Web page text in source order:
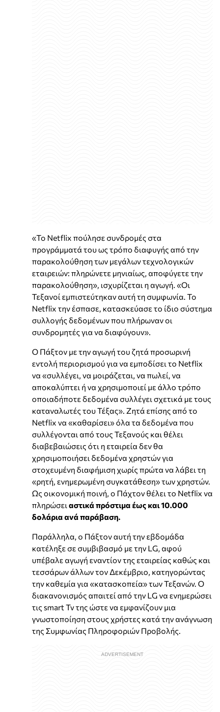
«Το Netflix πούλησε συνδρομές στα
προγράμματά του ως τρόπο διαφυγής από την
παρακολούθηση των μεγάλων τεχνολογικών
εταιρειών: πληρώνετε μηνιαίως, αποφύγετε την
παρακολούθηση», ισχυρίζεται η αγωγή. «Οι
Τεξανοί εμπιστεύτηκαν αυτή τη συμφωνία. Το
Netflix την έσπασε, κατασκεύασε το ίδιο σύστημα
συλλογής δεδομένων που πλήρωναν οι
συνδρομητές για να διαφύγουν».
Ο Πάξτον με την αγωγή του ζητά προσωρινή
εντολή περιορισμού για να εμποδίσει το Netflix
να «συλλέγει, να μοιράζεται, να πωλεί, να
αποκαλύπτει ή να χρησιμοποιεί με άλλο τρόπο
οποιαδήποτε δεδομένα συλλέγει σχετικά με τους
καταναλωτές του Τέξας». Ζητά επίσης από το
Netflix να «καθαρίσει» όλα τα δεδομένα που
συλλέγονται από τους Τεξανούς και θέλει
διαβεβαιώσεις ότι η εταιρεία δεν θα
χρησιμοποιήσει δεδομένα χρηστών για
στοχευμένη διαφήμιση χωρίς πρώτα να λάβει τη
«ρητή, ενημερωμένη συγκατάθεση» των χρηστών.
Ως οικονομική ποινή, ο Πάχτον θέλει το Netflix να
πληρώσει αστικά πρόστιμα έως και 10.000
δολάρια ανά παράβαση.
Παράλληλα, ο Πάξτον αυτή την εβδομάδα
κατέληξε σε συμβιβασμό με την LG, αφού
υπέβαλε αγωγή εναντίον της εταιρείας καθώς και
τεσσάρων άλλων τον Δεκέμβριο, κατηγορώντας
την καθεμία για «κατασκοπεία» των Τεξανών. Ο
διακανονισμός απαιτεί από την LG να ενημερώσει
τις smart Tv της ώστε να εμφανίζουν μια
γνωστοποίηση στους χρήστες κατά την ανάγνωση
της Συμφωνίας Πληροφοριών Προβολής.